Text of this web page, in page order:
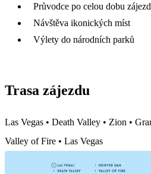
Průvodce po celou dobu
Návštěva ikonických míst
Výlety do národních parků
Trasa zájezdu
Las Vegas • Death Valley • Zion •
Valley of Fire • Las Vegas